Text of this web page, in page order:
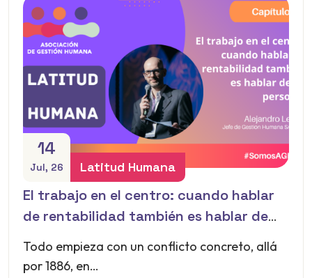
14
Jul, 26 Latitud Humana
El trabajo en el centro: cuando hablar
de rentabilidad también es hablar de
Todo empieza con un conflicto concreto, allá
por 1886, en…